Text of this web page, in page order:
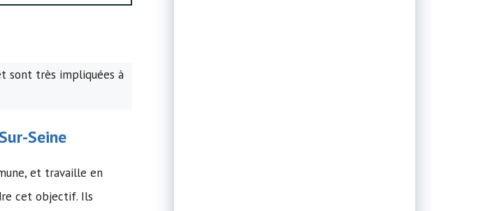
sont très impliquées à
Seine
et travaille en
cet objectif. Ils